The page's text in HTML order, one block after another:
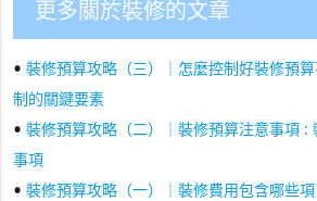
更多關於裝修的文章
• 裝修預算攻略（三）｜怎麼控制好裝修預
制的關鍵要素
• 裝修預算攻略（二）｜裝修預算注意事項 :
事項
• 裝修預算攻略（一）｜裝修費用包含哪些